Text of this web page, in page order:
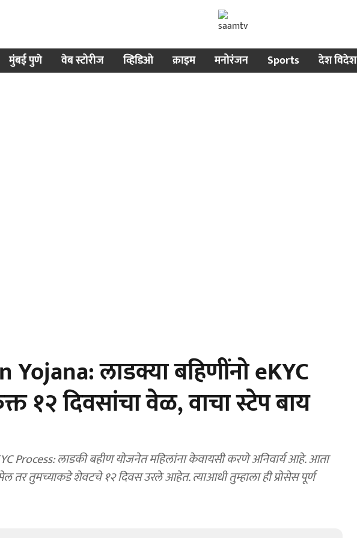
मुंबई पुणे वेब स्टोरीज व्हिडिओ क्राइम मनोरंजन Sports देश विदेश
लाडक्या बहिणींनो eKYC
१२ दिवसांचा वेळ, वाचा स्टेप बाय
Process: लाडकी बहीण योजनेत महिलांना केवायसी करणे अनिवार्य आहे. आता
तर तुमच्याकडे शेवटचे १२ दिवस उरले आहेत. त्याआधी तुम्हाला ही प्रोसेस पूर्ण